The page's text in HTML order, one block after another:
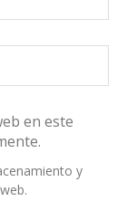
en este
y